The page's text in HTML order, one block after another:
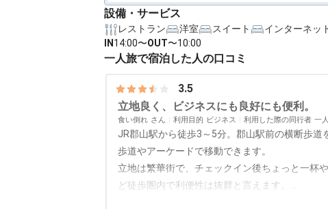
設備・サービス
レストラン 洋室 スイート インターネッ
IN 14:00〜OUT〜10:00
一人旅で宿泊した人の口コミ
3.5
立地良く、ビジネスにも良好にも便利。
食い倒れ 利用目的 ビジネス 利用した際の同行者 一
JR郡山駅から徒歩3～5分。郡山駅前の横断歩道
歩道やアーケードで移動できます。
立地は繁華街で、チェックイン後ちょっと一杯
ど徒歩圏内で利便性は抜群と言えます。
部屋は一般的なビジネスホテル並みで特段不足